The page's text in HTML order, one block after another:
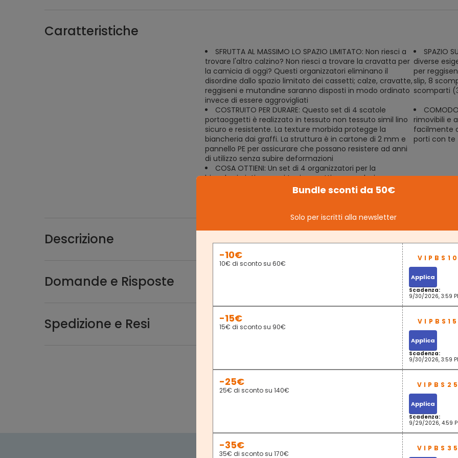
Caratteristiche
SFRUTTA AL MASSIMO LO SPAZIO LIMITATO: Non riesci a
trovare l'altro calzino? Non riesci a trovare la cravatta per
la camicia di oggi? Questi organizzatori eliminano il
disordine dallo spazio limitato dei cassetti; calze, cravatte,
reggiseni e mutandine saranno disposti in modo ordinato
invece di essere aggrovigliati
SPAZIO
diverse
per
slip, 8
scomparti
COSTRUITO PER DURARE: Questo set di 4 scatole
portaoggetti è realizzato in tessuto non tessuto simil lino
sicuro e resistente. La texture morbida protegge la
biancheria dai graffi. La struttura è in cartone di 2 mm e
pannello PE per assicurare che possano resistere ad anni
di utilizzo senza subire deformazioni
rimovibili e
facilmente
porti con te
COSA OTTIENI: Un set di 4 organizzatori per la
biancheria intima per i tuoi cassetti con un design
pieghevole, e un'opzione versatile che può anche
Descrizione
Domande e Risposte
Spedizione e Resi
Bundle sconti da 50€
Solo per iscritti alla newsletter
-10€
10€ di sconto su 60€
Applica
Scadenza:
9/30/2026, 3:59
-15€
15€ di sconto su 90€
Applica
Scadenza:
9/30/2026, 3:59
-25€
25€ di sconto su 140€
Applica
Scadenza:
9/29/2026, 4:59
-35€
35€ di sconto su 170€